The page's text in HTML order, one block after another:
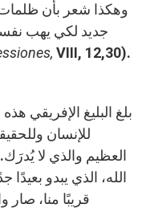
وهكذا شعر بأن
جديد لكي يهب نفسه
VIII, 12,30).
للإنسان
العظيم والذي لا
الله، الذي يبدو
قريبًا منا، صار